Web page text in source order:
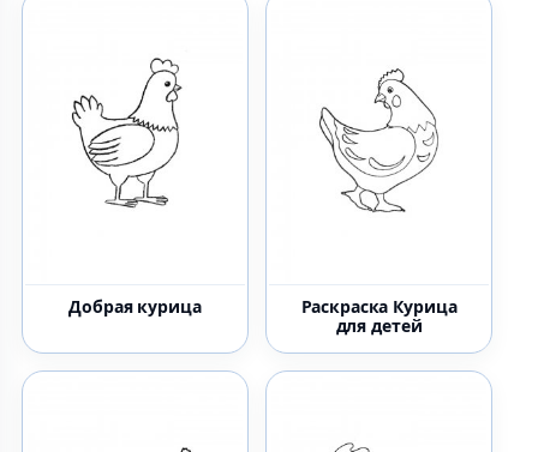
Добрая курица
Раскраска Курица
для детей